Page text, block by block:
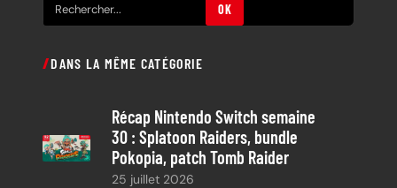
e
h
c
h
OK
DANS LA MÊME CATÉGORIE
Récap Nintendo Switch semaine
30 : Splatoon Raiders, bundle
Pokopia, patch Tomb Raider
25 juillet 2026